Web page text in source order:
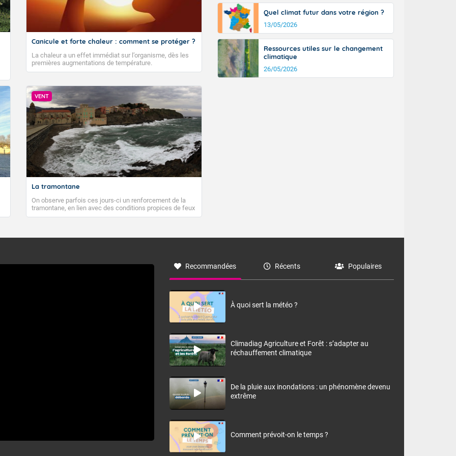
Canicule et forte chaleur : comment se protéger ?
La chaleur a un effet immédiat sur l’organisme, dès les
premières augmentations de température.
VENT
La tramontane
On observe parfois ces jours-ci un renforcement de la
tramontane, en lien avec des conditions propices de feux
de forêt. Mais qu'est-ce que la tramontane ? Quelles sont
à nord-ouest, dans un secteur qui part du Roussillon à la
monts, en allusion aux régions montagneuses d’où
Quel climat futur dans votre région ?
13/05/2026
Ressources utiles sur le changement
climatique
26/05/2026
Recommandées Récents Populaires
À quoi sert la météo ?
Climadiag Agriculture et Forêt : s’adapter au
réchauffement climatique
De la pluie aux inondations : un phénomène devenu
extrême
Comment prévoit-on le temps ?